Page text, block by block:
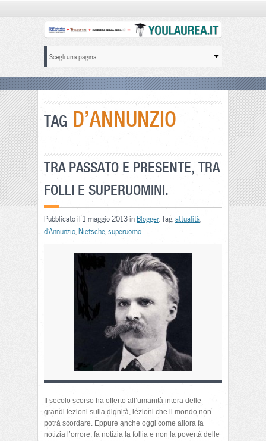
TAG D’ANNUNZIO
TRA PASSATO E PRESENTE, TRA
FOLLI E SUPERUOMINI.
Pubblicato il 1 maggio 2013 inBlogger. Tag:attualità
d'Annunzio Nietsche superuomo
Il secolo scorso ha offerto all’umanità intera delle
grandi lezioni sulla dignità, lezioni che il mondo non
potrà scordare. Eppure anche oggi come allora fa
notizia l’orrore, fa notizia la follia e non la povertà delle